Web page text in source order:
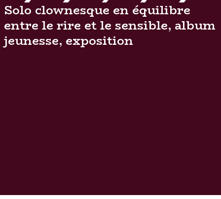
Solo clownesque en équilibre
entre le rire et le sensible, album
jeunesse, exposition